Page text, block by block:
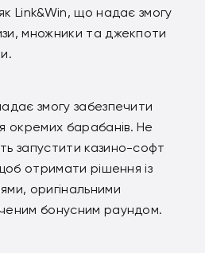
Link&Win, що надає змогу
множники та джекпоти
змогу забезпечити
окремих барабанів. Не
запустити казино-софт
отримати рішення із
оригінальними
бонусним раундом.